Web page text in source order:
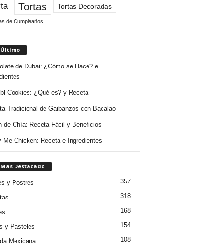
Tortas Tortas Decoradas
de Cumpleaños
Último
de Dubai: ¿Cómo se Hace? e
Cookies: ¿Qué es? y Receta
Tradicional de Garbanzos con Bacalao
de Chía: Receta Fácil y Beneficios
Me Chicken: Receta e Ingredientes
Más Destacado
y Postres 357
318
168
y Pasteles 154
Mexicana 108